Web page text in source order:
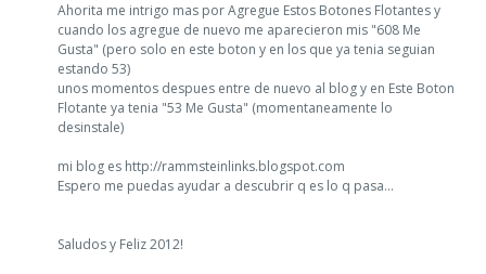
Ahorita me intrigo mas por Agregue Estos Botones Flotantes y
cuando los agregue de nuevo me aparecieron mis "608 Me
Gusta" (pero solo en este boton y en los que ya tenia seguian
estando 53)
unos momentos despues entre de nuevo al blog y en Este Boton
Flotante ya tenia "53 Me Gusta" (momentaneamente lo
desinstale)
mi blog es http://rammsteinlinks.blogspot.com
Espero me puedas ayudar a descubrir q es lo q pasa...
Saludos y Feliz 2012!